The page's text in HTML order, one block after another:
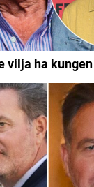
vilja ha